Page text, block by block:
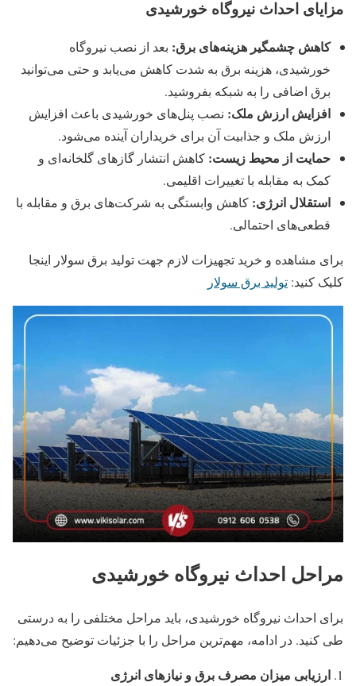
مزایای احداث نیروگاه خورشیدی
کاهش چشمگیر هزینه‌های برق: بعد از نصب نیروگاه
خورشیدی، هزینه برق به شدت کاهش می‌یابد و حتی می‌توانید
برق اضافی را به شبکه بفروشید.
افزایش ارزش ملک: نصب پنل‌های خورشیدی باعث افزایش
ارزش ملک و جذابیت آن برای خریداران آینده می‌شود.
حمایت از محیط زیست: کاهش انتشار گازهای گلخانه‌ای و
کمک به مقابله با تغییرات اقلیمی.
استقلال انرژی: کاهش وابستگی به شرکت‌های برق و مقابله با
قطعی‌های احتمالی.
برای مشاهده و خرید تجهیزات لازم جهت تولید برق سولار اینجا
کلیک کنید: تولید برق سولار
مراحل احداث نیروگاه خورشیدی
برای احداث نیروگاه خورشیدی، باید مراحل مختلفی را به درستی
طی کنید. در ادامه، مهم‌ترین مراحل را با جزئیات توضیح می‌دهیم:
ارزیابی میزان مصرف برق و نیازهای انرژی